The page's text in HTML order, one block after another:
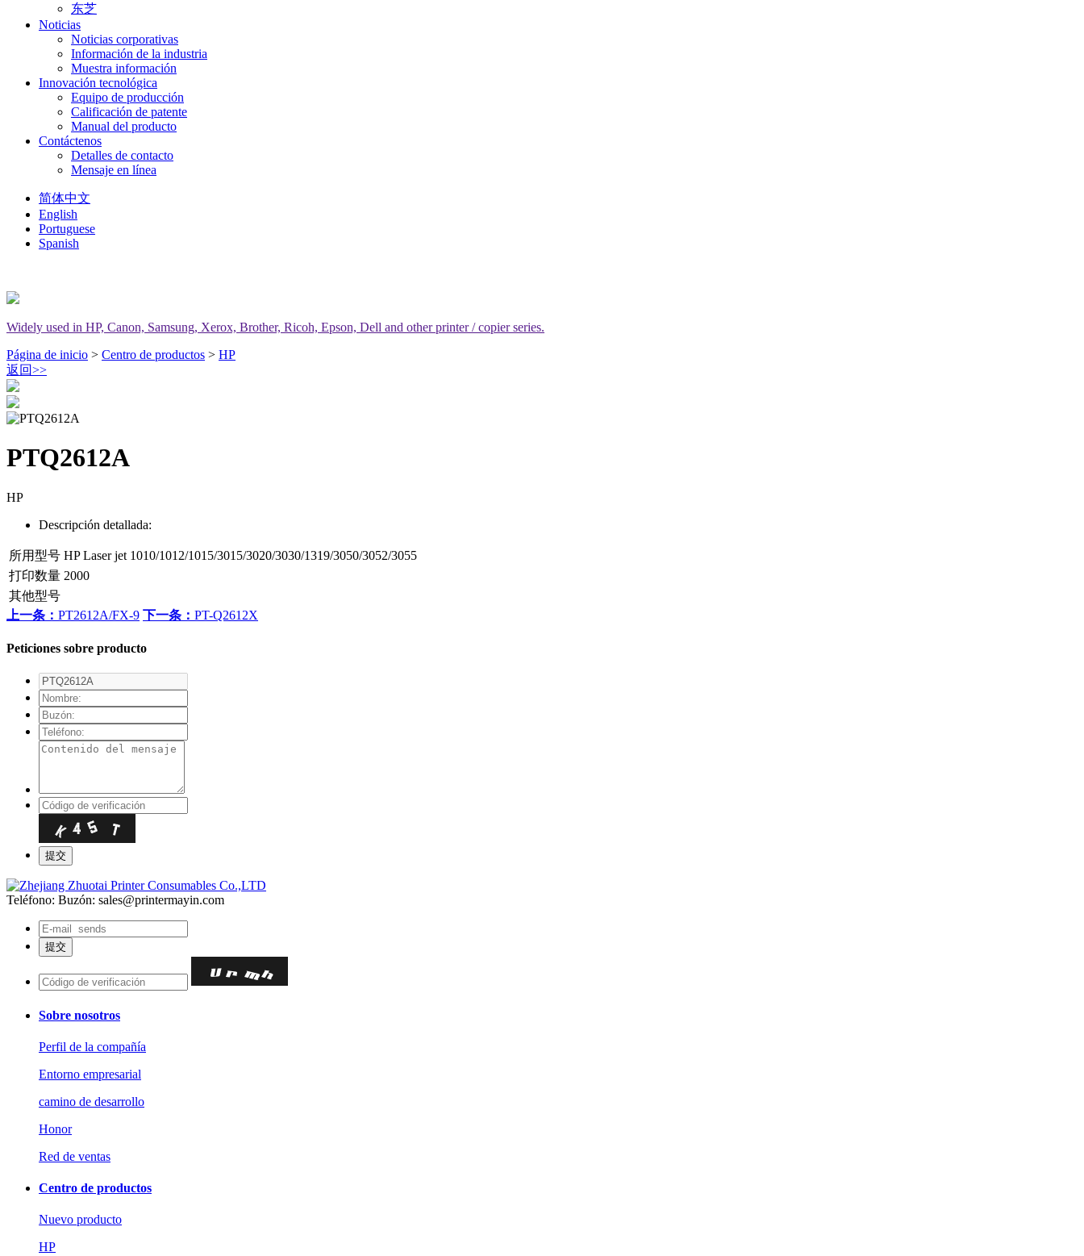
东芝
Noticias
Noticias corporativas
Información de la industria
Muestra información
Innovación tecnológica
Equipo de producción
Calificación de patente
Manual del producto
Contáctenos
Detalles de contacto
Mensaje en línea
简体中文
English
Portuguese
Spanish
Widely used in HP, Canon, Samsung, Xerox, Brother, Ricoh, Epson, Dell and other printer / copier series.
Página de inicio > Centro de productos > HP
返回>>
PTQ2612A
HP
Descripción detallada:
所用型号 HP Laser jet 1010/1012/1015/3015/3020/3030/1319/3050/3052/3055
打印数量 2000
其他型号
上一条： PT2612A/FX-9 下一条： PT-Q2612X
Peticiones sobre producto
Teléfono: Buzón: sales@printermayin.com
Sobre nosotros
Perfil de la compañía
Entorno empresarial
camino de desarrollo
Honor
Red de ventas
Centro de productos
Nuevo producto
HP